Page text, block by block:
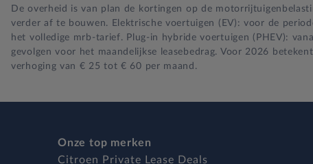
De overheid is van plan de kortingen op de
verder af te bouwen. Elektrische voertuigen (EV): voor de
het volledige mrb-tarief. Plug-in hybride voertuigen (PHEV):
gevolgen voor het maandelijkse leasebedrag. Voor 2026
verhoging van € 25 tot € 60 per maand.
Onze top merken
Citroen Private Lease Deals